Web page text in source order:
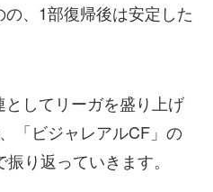
、1部復帰後は安定した
してリーガを盛り上げ
「ビジャレアルCF」 の
り返っていきます。